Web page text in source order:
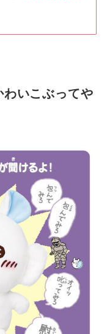
わいこぶってや